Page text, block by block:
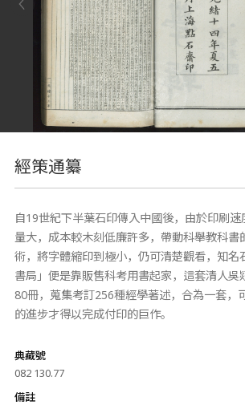
經策通纂
自19世紀下半葉石印傳入中國後，由於印刷
量大，成本較木刻低廉許多，帶動科舉教科書
術，將字體縮印到極小，仍可清楚觀看，知名
書局」便是靠販售科考用書起家，這套清人吳
80冊，蒐集考訂256種經學著述，合為一套，
的進步才得以完成付印的巨作。
典藏號
082 130.77
備註